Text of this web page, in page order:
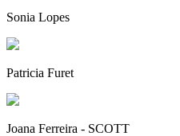
Sonia Lopes
Patricia Furet
Joana Ferreira - SCOTT